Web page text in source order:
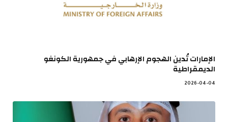
الإمارات تُدين الهجوم الإرهابي في جمهورية الكونغو
الديمقراطية
2026-04-04